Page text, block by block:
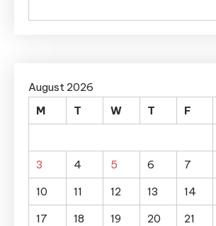
August 2026
M
T W T F
3
4 5 6 7
10
11 12 13 14
17
18 19 20 21